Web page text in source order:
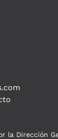
la Dirección